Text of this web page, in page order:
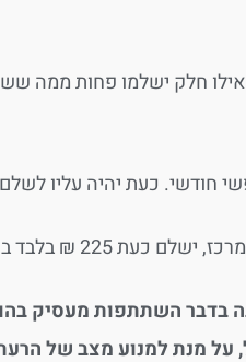
חלק ישלמו פחות ממה
בדבר השתתפות מעסיק
על מנת למנוע מצב של